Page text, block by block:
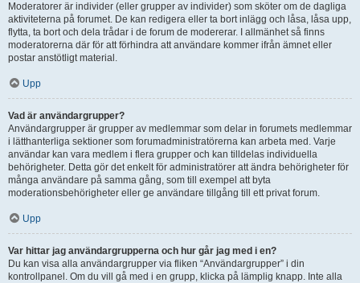
Moderatorer är individer (eller grupper av individer) som sköter om de dagliga
aktiviteterna på forumet. De kan redigera eller ta bort inlägg och låsa, låsa upp,
flytta, ta bort och dela trådar i de forum de modererar. I allmänhet så finns
moderatorerna där för att förhindra att användare kommer ifrån ämnet eller
postar anstötligt material.
Upp
Vad är användargrupper?
Användargrupper är grupper av medlemmar som delar in forumets medlemmar
i lätthanterliga sektioner som forumadministratörerna kan arbeta med. Varje
användar kan vara medlem i flera grupper och kan tilldelas individuella
behörigheter. Detta gör det enkelt för administratörer att ändra behörigheter för
många användare på samma gång, som till exempel att byta
moderationsbehörigheter eller ge användare tillgång till ett privat forum.
Upp
Var hittar jag användargrupperna och hur går jag med i en?
Du kan visa alla användargrupper via fliken “Användargrupper” i din
kontrollpanel. Om du vill gå med i en grupp, klicka på lämplig knapp. Inte alla